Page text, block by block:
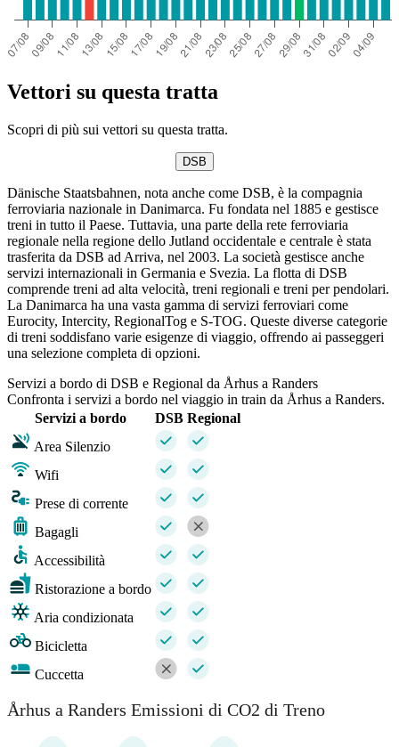
Vettori su questa tratta
Scopri di più sui vettori su questa tratta.
DSB
Dänische Staatsbahnen, nota anche come DSB, è la compagnia
ferroviaria nazionale in Danimarca. Fu fondata nel 1885 e gestisce
treni in tutto il Paese. Tuttavia, una parte della rete ferroviaria
regionale nella regione dello Jutland occidentale e centrale è stata
trasferita da DSB ad Arriva, nel 2003. La società gestisce anche
servizi internazionali in Germania e Svezia. La flotta di DSB
comprende treni ad alta velocità, treni regionali e treni per pendolari.
La Danimarca ha una vasta gamma di servizi ferroviari come
Eurocity, Intercity, RegionalTog e S-TOG. Queste diverse categorie
di treni soddisfano varie esigenze di viaggio, offrendo ai passeggeri
una selezione completa di opzioni.
Servizi a bordo di DSB e Regional da Århus a Randers
Confronta i servizi a bordo nel viaggio in train da Århus a Randers.
Servizi a bordo
DSB Regional
Area Silenzio
Wifi
Prese di corrente
Bagagli
Accessibilità
Ristorazione a bordo
Aria condizionata
Bicicletta
Cuccetta
Århus a Randers Emissioni di CO2 di Treno